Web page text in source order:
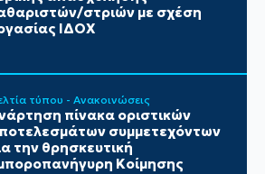
στριών με σχέση
ΙΔΟΧ
τύπου - Ανακοινώσεις
πίνακα οριστικών
συμμετεχόντων
την θρησκευτική
Κοίμησης